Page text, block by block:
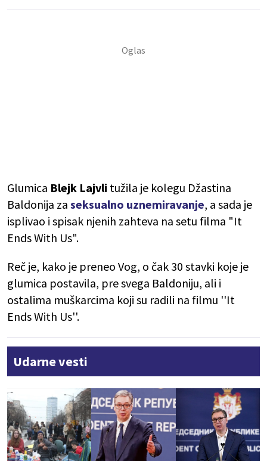
Glumica Blejk Lajvli tužila je kolegu Džastina
Baldonija za seksualno uznemiravanje, a sada je
isplivao i spisak njenih zahteva na setu filma "It
Ends With Us".
Reč je, kako je preneo Vog, o čak 30 stavki koje je
glumica postavila, pre svega Baldoniju, ali i
ostalima muškarcima koji su radili na filmu ''It
Ends With Us''.
Udarne vesti